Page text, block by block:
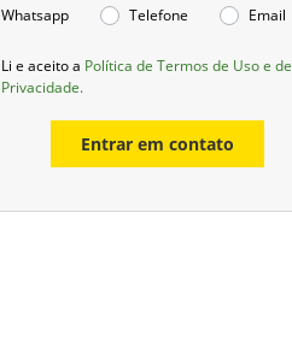
Whatsapp Telefone Email
Li e aceito a Política de Termos de Uso e de
Privacidade.
Entrar em contato